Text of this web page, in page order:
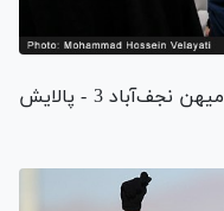
لیگ برتر فوتبال بانوان / آینده‌سازان میهن نجف‌آباد 3 - پالایش